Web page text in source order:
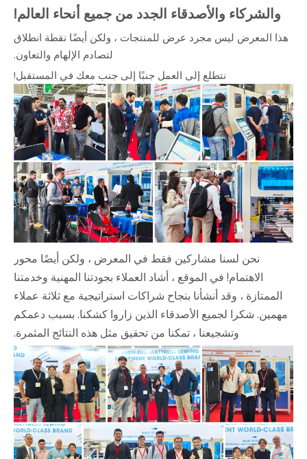
والشركاء والأصدقاء الجدد من جميع أنحاء العالم!
هذا المعرض ليس مجرد عرض للمنتجات ، ولكن أيضًا نقطة انطلاق
لتصادم الإلهام والتعاون.
نتطلع إلى العمل جنبًا إلى جنب معك في المستقبل!
نحن لسنا مشاركين فقط في المعرض ، ولكن أيضًا محور
الاهتمام! في الموقع ، أشاد العملاء بجودتنا المهنية وخدمتنا
الممتازة ، وقد أنشأنا بنجاح شراكات استراتيجية مع ثلاثة عملاء
مهمين. شكرا لجميع الأصدقاء الذين زاروا كشكنا. بسبب دعمكم
وتشجيعنا ، تمكنا من تحقيق مثل هذه النتائج المثمرة.